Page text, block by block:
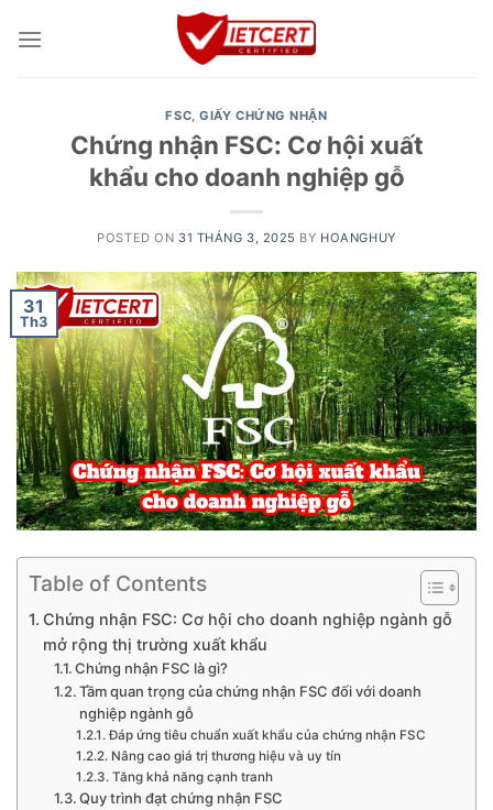
FSC,GIẤY CHỨNG NHẬN
Chứng nhận FSC: Cơ hội xuất
khẩu cho doanh nghiệp gỗ
POSTED ON 31 THÁNG 3, 2025 BY HOANGHUY
31
Th3
Table of Contents
Chứng nhận FSC: Cơ hội cho doanh nghiệp ngành gỗ
mở rộng thị trường xuất khẩu
Chứng nhận FSC là gì?
Tầm quan trọng của chứng nhận FSC đối với doanh
nghiệp ngành gỗ
Đáp ứng tiêu chuẩn xuất khẩu của chứng nhận FSC
Nâng cao giá trị thương hiệu và uy tín
Tăng khả năng cạnh tranh
Quy trình đạt chứng nhận FSC